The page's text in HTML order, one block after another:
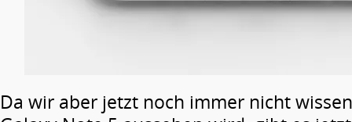
Da wir aber jetzt noch immer nicht